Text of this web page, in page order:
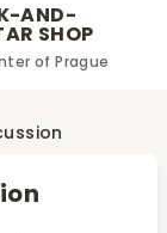
AND-
SHOP
of Prague